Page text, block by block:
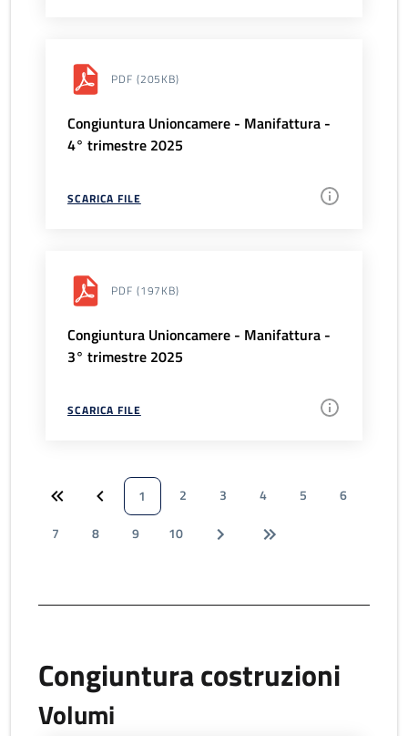
PDF (205KB)
Congiuntura Unioncamere - Manifattura -
4° trimestre 2025
SCARICA FILE
PDF (197KB)
Congiuntura Unioncamere - Manifattura -
3° trimestre 2025
SCARICA FILE
1 2 3 4 5
6
7
8 9 10
Congiuntura costruzioni
Volumi